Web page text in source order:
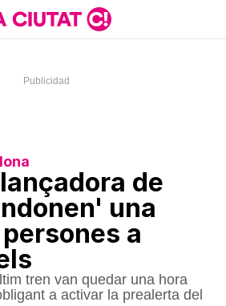
de
una
a
tren van quedar una hora
a activar la prealerta del